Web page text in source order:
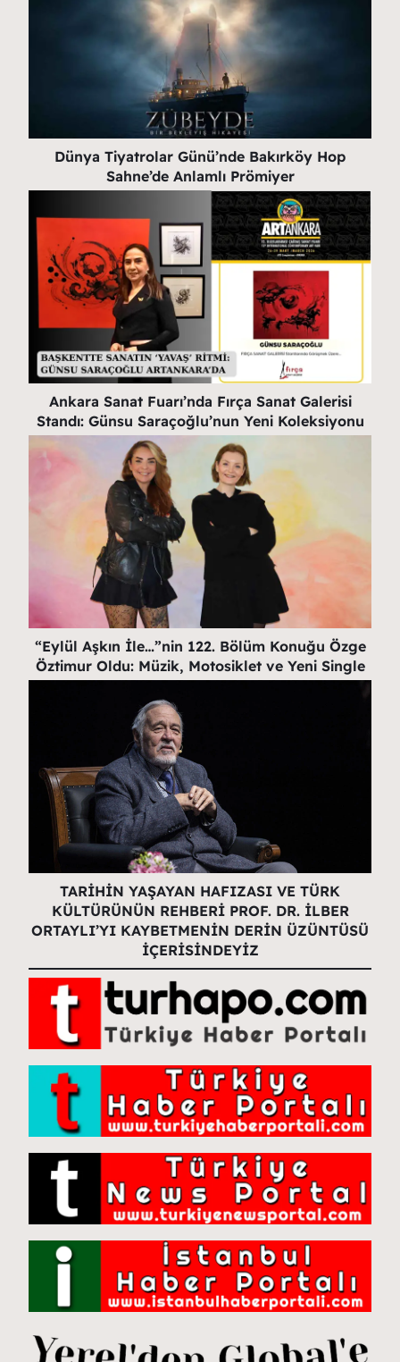
Dünya Tiyatrolar Günü’nde Bakırköy Hop
Sahne’de Anlamlı Prömiyer
Ankara Sanat Fuarı’nda Fırça Sanat Galerisi
Standı: Günsu Saraçoğlu’nun Yeni Koleksiyonu
“Eylül Aşkın İle…”nin 122. Bölüm Konuğu Özge
Öztimur Oldu: Müzik, Motosiklet ve Yeni Single
TARİHİN YAŞAYAN HAFIZASI VE TÜRK
KÜLTÜRÜNÜN REHBERİ PROF. DR. İLBER
ORTAYLI’YI KAYBETMENİN DERİN ÜZÜNTÜSÜ
İÇERİSİNDEYİZ